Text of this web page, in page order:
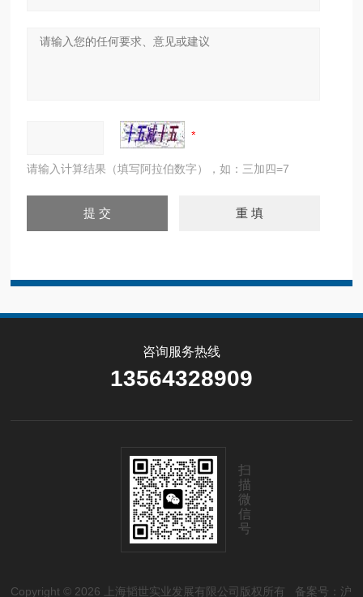
请输入计算结果（填写阿拉伯数字），如：三加四=7
咨询服务热线
13564328909
扫
描
微
信
号
Copyright © 2026 上海韬世实业发展有限公司版权所有 备案号：沪